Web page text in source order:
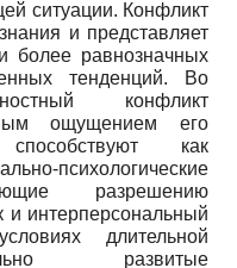
ситуации. Конфликт
и представляет
более равнозначных
тенденций. Во
конфликт
ощущением его
как
психологические
разрешению
и интерперсональный
длительной
развитые